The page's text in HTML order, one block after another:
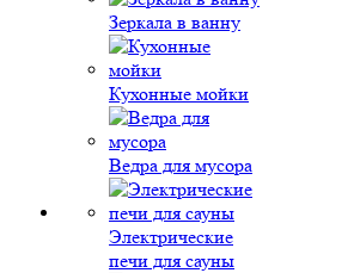
Зеркала в ванну
Кухонные мойки
Ведра для мусора
Электрические
печи для сауны